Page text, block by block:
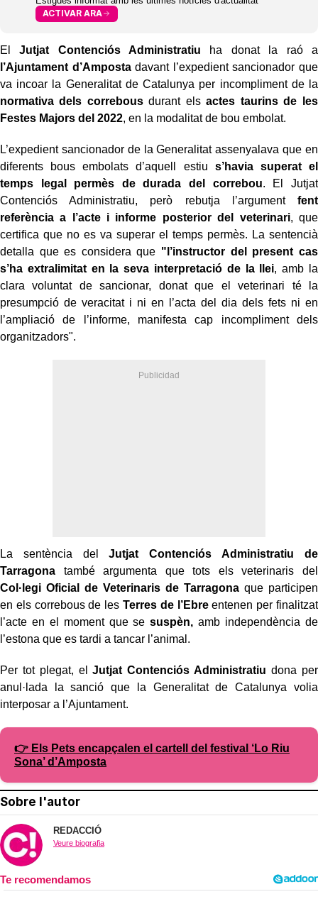
ACTIVAR ARA
ElJutjat Contenciós Administratiu ha donat la raó a
l’Ajuntament d’Ampostadavant l’expedient sancionador que
va incoar la Generalitat de Catalunya per incompliment de la
normativa dels correbous durant elsactes taurins de les
Festes Majors del 2022, en la modalitat de bou embolat.
L’expedient sancionador de la Generalitat assenyalava que en
diferents bous embolats d’aquell estiu s’havia superat el
temps legal permès de durada del correbou. El Jutjat
Contenciós Administratiu, però rebutja l’argument fent
referència a l’acte i informe posterior del veterinari, que
certifica que no es va superar el temps permès. La sentencià
detalla que es considera que "l’instructor del present cas
s’ha extralimitat en la seva interpretació de la llei, amb la
clara voluntat de sancionar, donat que el veterinari té la
presumpció de veracitat i ni en l’acta del dia dels fets ni en
l’ampliació de l’informe, manifesta cap incompliment dels
organitzadors".
La sentència delJutjat Contenciós Administratiu de
Tarragona també argumenta que tots els veterinaris del
Col·legi Oficial de Veterinaris de Tarragonaque participen
en els correbous de les Terres de l’Ebreentenen per finalitzat
l’acte en el moment que sesuspèn, amb independència de
l’estona que es tardi a tancar l’animal.
Per tot plegat, el Jutjat Contenciós Administratiu dona per
anul·lada la sanció que la Generalitat de Catalunya volia
interposar a l’Ajuntament.
👉 Els Pets encapçalen el cartell del festival ‘Lo Riu
Sona’ d’Amposta
Sobre l'autor
REDACCIÓ
Veure biografia